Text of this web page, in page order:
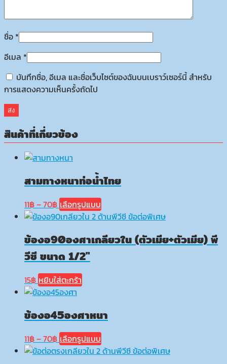
ชื่อ *
อีเมล *
บันทึกชื่อ, อีเมล และชื่อเว็บไซต์ของฉันบนเบราว์เซอร์นี้ สำหรับ
การแสดงความเห็นครั้งถัดไป
สินค้าที่เกี่ยวข้อง
สามทางหนาท่อน้ำไทย
11฿–70฿Price
range:
through
70฿
เลือกรูปแบบ
product
multiple
chosen
product
ข้องอ90องศาเกลียวใน (ตัวเมีย+ตัวเมีย) พี
วีซี ขนาด 1/2″
15฿ หยิบใส่ตะกร้า
ข้องอ45องศาหนา
11฿–70฿Price
range:
เลือกรูปแบบ
product